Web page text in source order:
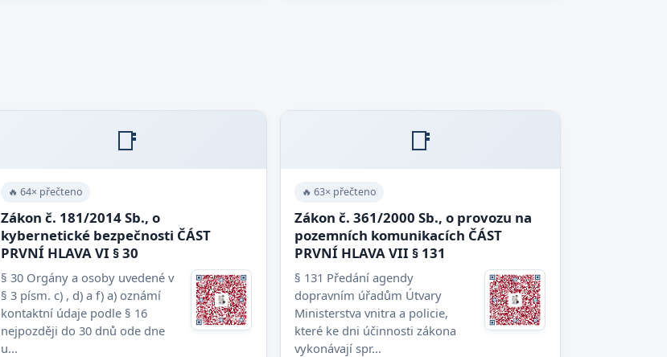
📑
🔥 64× přečteno
Zákon č. 181/2014 Sb., o
kybernetické bezpečnosti ČÁST
PRVNÍ HLAVA VI § 30
§ 30 Orgány a osoby uvedené v
§ 3 písm. c) , d) a f) a) oznámí
kontaktní údaje podle § 16
nejpozději do 30 dnů ode dne
u...
📑
🔥 63× přečteno
Zákon č. 361/2000 Sb., o provozu na
pozemních komunikacích ČÁST
PRVNÍ HLAVA VII § 131
§ 131 Předání agendy
dopravním úřadům Útvary
Ministerstva vnitra a policie,
které ke dni účinnosti zákona
vykonávají spr...